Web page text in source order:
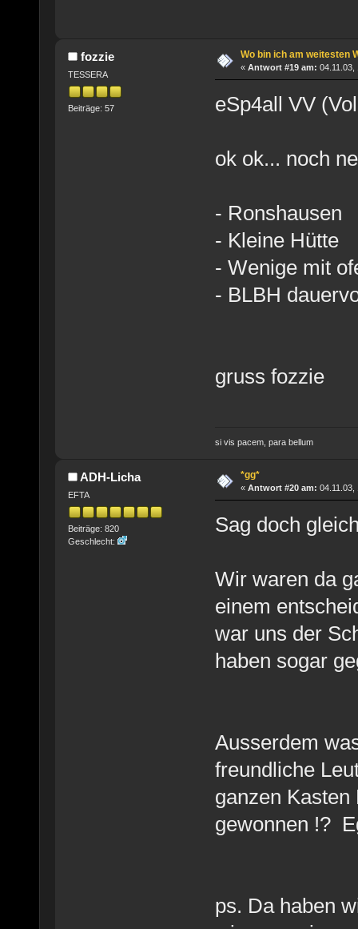
fozzie
TESSERA
Beiträge: 57
Wo bin ich am weitesten
« Antwort #19 am: 04.11.03,
eSp4all VV
ok ok... noch
- Ronshausen
- Kleine Hütte
- Wenige mit
- BLBH
gruss fozzie
si vis pacem, para bellum
ADH-Licha
EFTA
Beiträge: 820
Geschlecht:
*gg*
« Antwort #20 am: 04.11.03,
Sag doch
Wir waren da
einem
war uns der
haben sogar
Ausserdem
freundliche
ganzen
gewonnen !?
ps. Da haben